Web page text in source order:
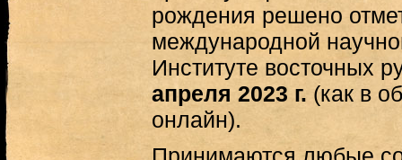
рождения решено
международной
Институте восточных
апреля 2023 г. (как в
онлайн).